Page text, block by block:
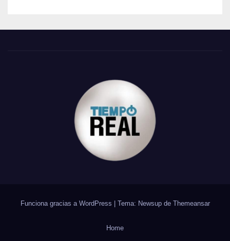
Funciona gracias a WordPress Tema: Newsup de Themeansar
Home